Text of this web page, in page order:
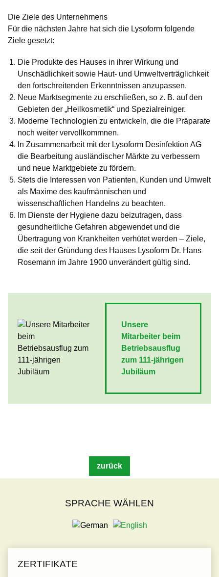
Die Ziele des Unternehmens
Für die nächsten Jahre hat sich die Lysoform folgende
Ziele gesetzt:
Die Produkte des Hauses in ihrer Wirkung und
Unschädlichkeit sowie Haut- und Umweltverträglichkeit
den fortschreitenden Erkenntnissen anzupassen.
Neue Marktsegmente zu erschließen, so z. B. auf den
Gebieten der „Heilkosmetik“ und Spezialreiniger.
Moderne Technologien zu entwickeln, die die Präparate
noch weiter vervollkommnen.
ln Zusammenarbeit mit der Lysoform Desinfektion AG
die Bearbeitung ausländischer Märkte zu verbessern
und neue Marktgebiete zu fördern.
Stets die Interessen von Patienten, Kunden und Umwelt
als Maxime des kaufmännischen und
wissenschaftlichen Handelns zu beachten.
Im Dienste der Hygiene dazu beizutragen, dass
gesundheitliche Gefahren abgewendet und die
Übertragung von Krankheiten verhütet werden – Ziele,
die seit der Gründung des Hauses Lysoform Dr. Hans
Rosemann im Jahre 1900 unverändert gültig sind.
Unsere
Mitarbeiter beim
Betriebsausflug
zum 111-jährigen
Jubiläum
zurück
SPRACHE WÄHLEN
ZERTIFIKATE